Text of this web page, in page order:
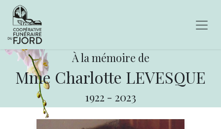
À la mémoire de
Mme Charlotte LEVESQUE
1922 - 2023